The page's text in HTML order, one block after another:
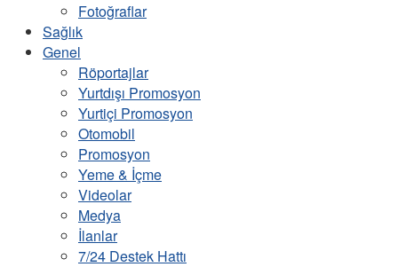
Fotoğraflar
Sağlık
Genel
Röportajlar
Yurtdışı Promosyon
Yurtiçi Promosyon
Otomobil
Promosyon
Yeme & İçme
Videolar
Medya
İlanlar
7/24 Destek Hattı